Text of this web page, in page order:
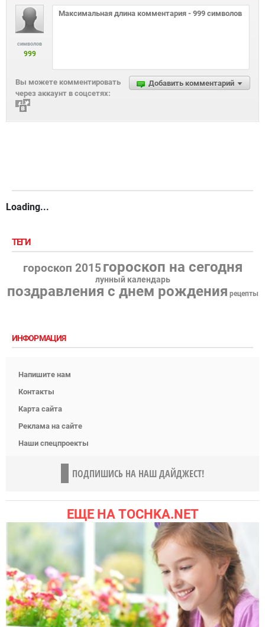
символов
999
Добавить комментарий
Вы можете комментировать
через аккаунт в соцсетях:
Loading...
ТЕГИ
гороскоп 2015 гороскоп на сегодня
лунный календарь
поздравления с днем рождения рецепты
ИНФОРМАЦИЯ
Напишите нам
Контакты
Карта сайта
Реклама на сайте
Наши спецпроекты
ПОДПИШИСЬ НА НАШ ДАЙДЖЕСТ!
ЕЩЕ НА TOCHKA.NET